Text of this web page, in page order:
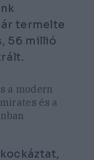
termelte
56 millió
a modern
és a